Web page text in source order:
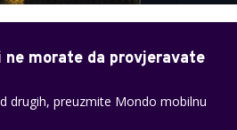
ne morate da provjeravate
drugih, preuzmite Mondo mobilnu